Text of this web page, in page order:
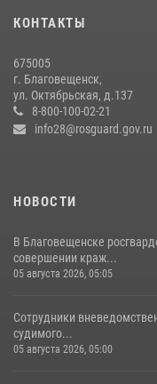
13 июля 2026, 03:27
охраны
23 июля 2026, 07:49
КОНТАКТЫ
675005
г. Благовещенск,
ул. Октябрьская, д.137
8-800-100-02-21
info28@rosguard.gov.ru
НОВОСТИ
В Благовещенске
совершении краж...
05 августа 2026, 05:05
Сотрудники
судимого...
05 августа 2026, 05:00